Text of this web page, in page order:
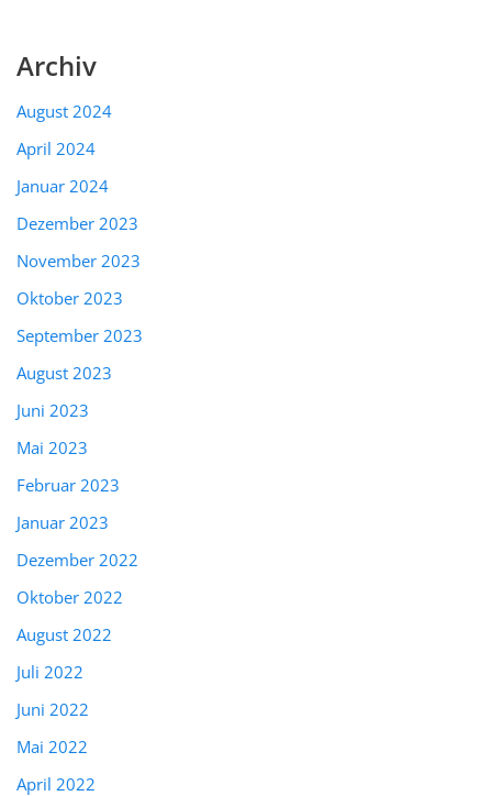
Archiv
August 2024
April 2024
Januar 2024
Dezember 2023
November 2023
Oktober 2023
September 2023
August 2023
Juni 2023
Mai 2023
Februar 2023
Januar 2023
Dezember 2022
Oktober 2022
August 2022
Juli 2022
Juni 2022
Mai 2022
April 2022